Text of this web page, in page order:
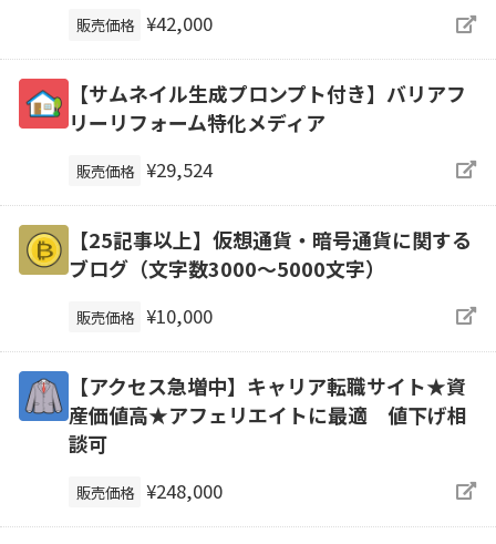
販売価格 ¥42,000
【サムネイル生成プロンプト付き】バリアフ
リーリフォーム特化メディア
販売価格 ¥29,524
【25記事以上】仮想通貨・暗号通貨に関する
ブログ（文字数3000～5000文字）
販売価格 ¥10,000
【アクセス急増中】キャリア転職サイト★資
産価値高★アフェリエイトに最適 値下げ相
談可
販売価格 ¥248,000